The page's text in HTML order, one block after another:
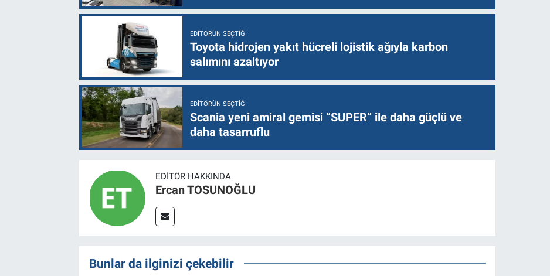
EDITÖRÜN SEÇTIĞI
Toyota hidrojen yakıt hücreli lojistik ağıyla karbon
salımını azaltıyor
EDITÖRÜN SEÇTIĞI
Scania yeni amiral gemisi “SUPER” ile daha güçlü ve
daha tasarruflu
EDITÖR HAKKINDA
Ercan TOSUNOĞLU
Bunlar da ilginizi çekebilir